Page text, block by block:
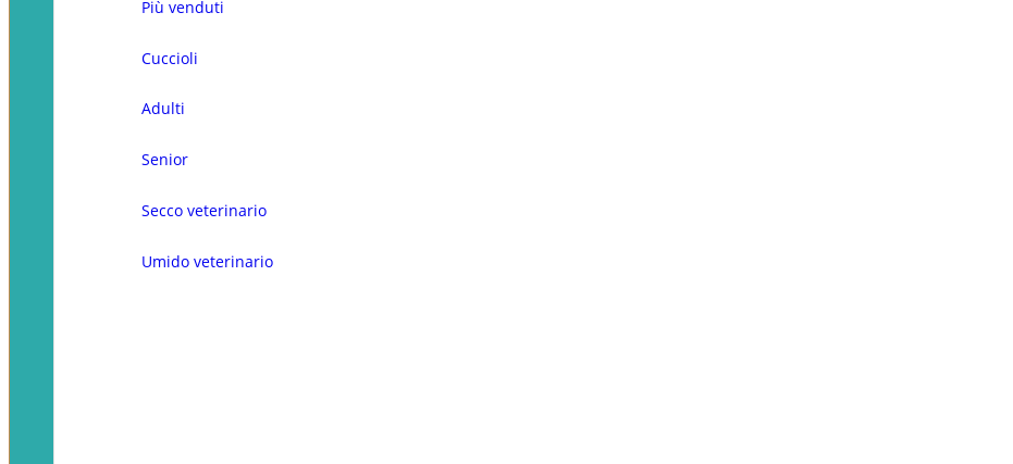
Più venduti
Cuccioli
Adulti
Senior
Secco veterinario
Umido veterinario